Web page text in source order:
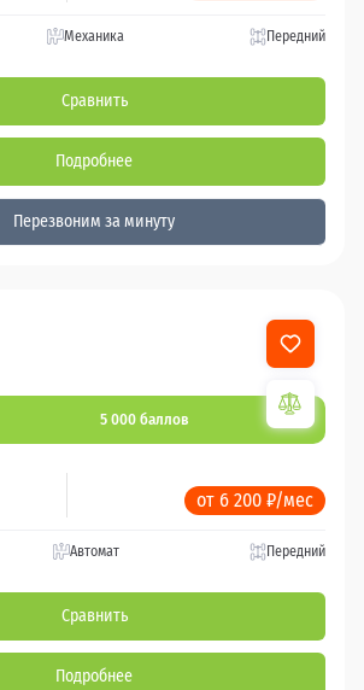
Механика Передний
Сравнить
Подробнее
Перезвоним за минуту
5 000 баллов
от 6 200 ₽/мес
Автомат Передний
Сравнить
Подробнее